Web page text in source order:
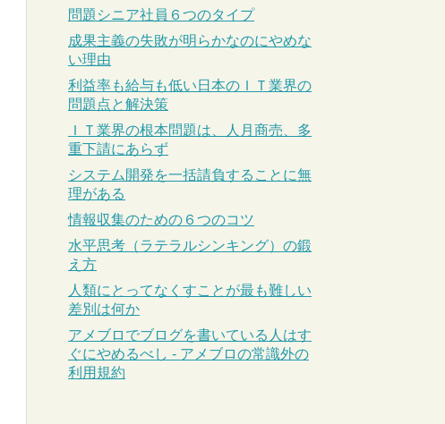
問題シニア社員６つのタイプ
成果主義の失敗が明らかなのにやめな
い理由
利益率も給与も低い日本のＩＴ業界の
問題点と解決策
ＩＴ業界の根本問題は、人月商売、多
重下請にあらず
システム開発を一括請負することに無
理がある
情報収集のための６つのコツ
水平思考（ラテラルシンキング）の鍛
え方
人類にとってなくすことが最も難しい
差別は何か
アメブロでブログを書いている人はす
ぐにやめるべし - アメブロの常識外の
利用規約